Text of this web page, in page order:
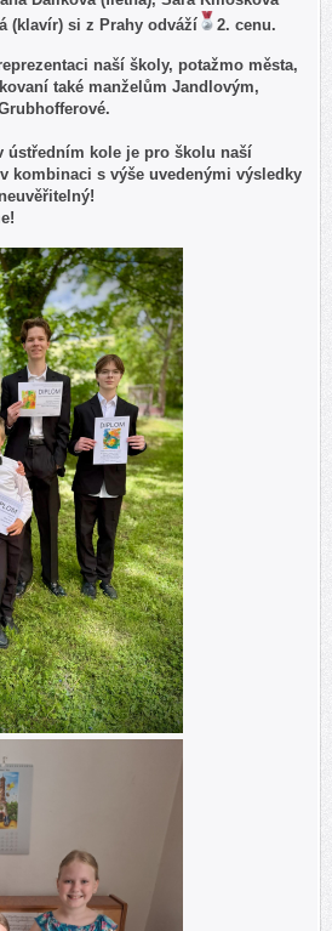
(klavír) si z Prahy odváží
2. cenu.
naší školy, potažmo města,
také manželům Jandlovým,
ústředním kole je pro školu naší
kombinaci s výše uvedenými výsledky